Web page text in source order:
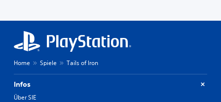
Home Spiele Tails of Iron
Infos
Über SIE